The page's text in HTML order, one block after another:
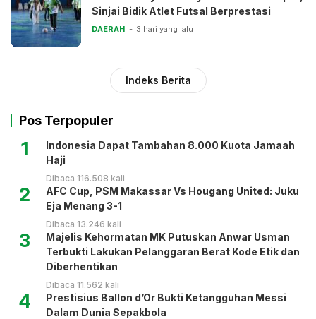
Sinjai Bidik Atlet Futsal Berprestasi
DAERAH 3 hari yang lalu
Indeks Berita
Pos Terpopuler
1
Indonesia Dapat Tambahan 8.000 Kuota Jamaah
Haji
Dibaca 116.508 kali
2
AFC Cup, PSM Makassar Vs Hougang United: Juku
Eja Menang 3-1
Dibaca 13.246 kali
3
Majelis Kehormatan MK Putuskan Anwar Usman
Terbukti Lakukan Pelanggaran Berat Kode Etik dan
Diberhentikan
Dibaca 11.562 kali
4
Prestisius Ballon d’Or Bukti Ketangguhan Messi
Dalam Dunia Sepakbola